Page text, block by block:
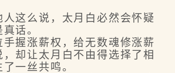
么说，太月白必然会怀疑
话。
涨薪权，给无数魂修涨薪
，却让太月白不由得选择了相
一丝共鸣。